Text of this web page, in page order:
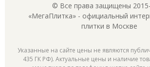
© Все права защищены
«МегаПлитка» - официальный
плитки в Москве
Указанные на сайте цены не являются
435 ГК РФ). Актуальные цены и наличие